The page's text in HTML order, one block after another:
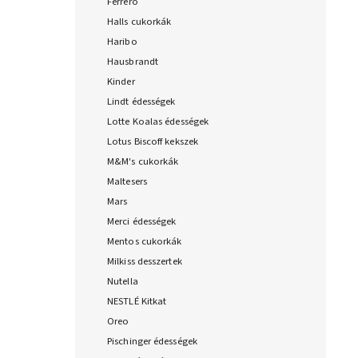
Halls cukorkák
Haribo
Hausbrandt
Kinder
Lindt édességek
Lotte Koalas édességek
Lotus Biscoff kekszek
M&M's cukorkák
Maltesers
Mars
Merci édességek
Mentos cukorkák
Milkiss desszertek
Nutella
NESTLÉ Kitkat
Oreo
Pischinger édességek